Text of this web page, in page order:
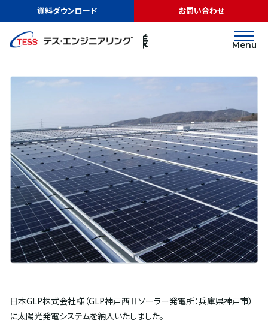
資料ダウンロード お問い合わせ
Menu
実績紹介 日本GLP株式会社様
太陽光発電 屋根
日本GLP株式会社様
日本GLP株式会社様（GLP神戸西Ⅱソーラー発電所：兵庫県神戸市）
に太陽光発電システムを納入いたしました。